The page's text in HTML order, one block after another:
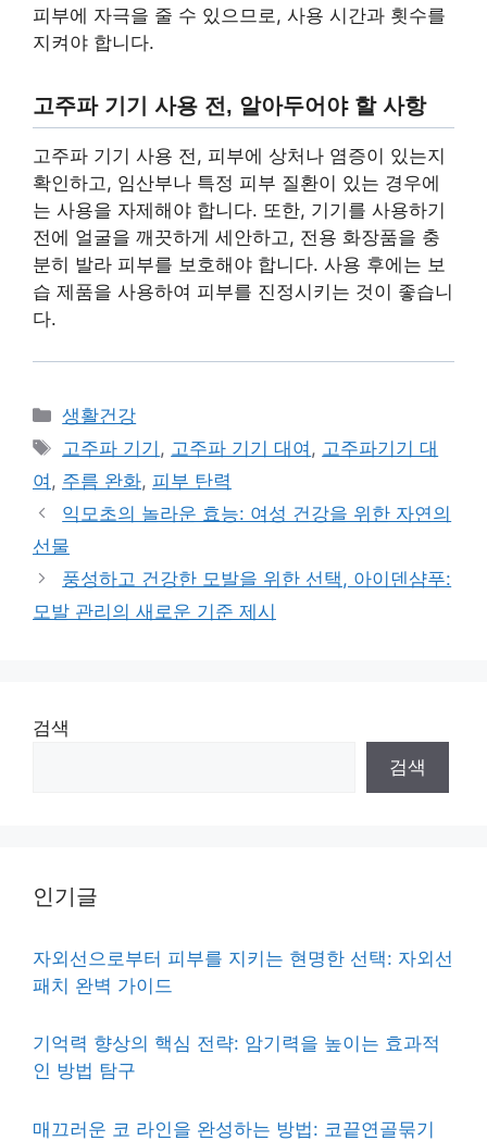
피부에 자극을 줄 수 있으므로, 사용 시간과 횟수를
지켜야 합니다.
고주파 기기 사용 전, 알아두어야 할 사항
고주파 기기 사용 전, 피부에 상처나 염증이 있는지
확인하고, 임산부나 특정 피부 질환이 있는 경우에
는 사용을 자제해야 합니다. 또한, 기기를 사용하기
전에 얼굴을 깨끗하게 세안하고, 전용 화장품을 충
분히 발라 피부를 보호해야 합니다. 사용 후에는 보
습 제품을 사용하여 피부를 진정시키는 것이 좋습니
다.
Categories
생활건강
Tags
고주파 기기 , 고주파 기기 대여 , 고주파기기 대
여 , 주름 완화, 피부 탄력
익모초의 놀라운 효능: 여성 건강을 위한 자연의
선물
풍성하고 건강한 모발을 위한 선택, 아이덴샴푸:
모발 관리의 새로운 기준 제시
검색
검색
인기글
자외선으로부터 피부를 지키는 현명한 선택: 자외선
패치 완벽 가이드
기억력 향상의 핵심 전략: 암기력을 높이는 효과적
인 방법 탐구
매끄러운 코 라인을 완성하는 방법: 코끝연골묶기